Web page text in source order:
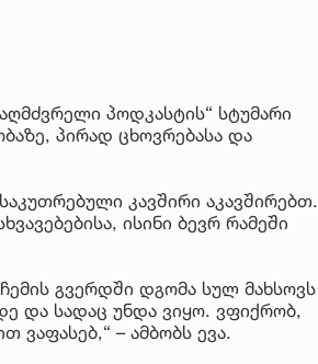
პოდკასტის“ სტუმარი
პირად ცხოვრებასა და
კავშირი აკავშირებთ.
ისინი ბევრ რამეში
გვერდში დგომა სულ მახსოვს
და სადაც უნდა ვიყო. ვფიქრობ,
ვაფასებ,“ – ამბობს ევა.